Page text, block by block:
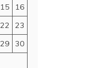
15
16
22
23
29
30